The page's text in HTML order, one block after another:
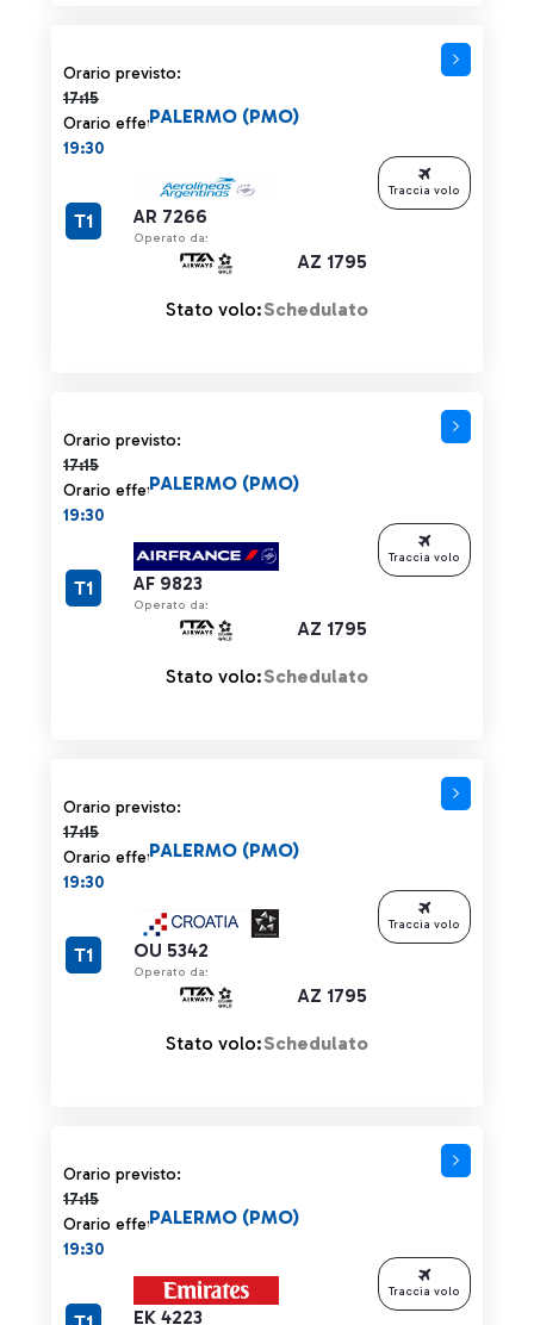
Orario previsto:
17:15
Orario previsto 17:15 barrato
Orario effettivo:
19:30
AR 7266
Operato da:
AZ 1795
PALERMO (PMO)
T1
Stato volo:Schedulato
Traccia volo
Orario previsto:
17:15
Orario previsto 17:15 barrato
Orario effettivo:
19:30
AF 9823
Operato da:
AZ 1795
PALERMO (PMO)
T1
Stato volo:Schedulato
Traccia volo
Orario previsto:
17:15
Orario previsto 17:15 barrato
Orario effettivo:
19:30
OU 5342
Operato da:
AZ 1795
PALERMO (PMO)
T1
Stato volo:Schedulato
Traccia volo
Orario previsto:
17:15
Orario previsto 17:15 barrato
Orario effettivo:
19:30
EK 4223
PALERMO (PMO)
Traccia volo